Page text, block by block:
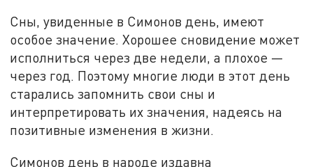
Сны, увиденные в Симонов день, имеют
особое значение. Хорошее сновидение может
исполниться через две недели, а плохое —
через год. Поэтому многие люди в этот день
старались запомнить свои сны и
интерпретировать их значения, надеясь на
позитивные изменения в жизни.
Симонов день в народе издавна